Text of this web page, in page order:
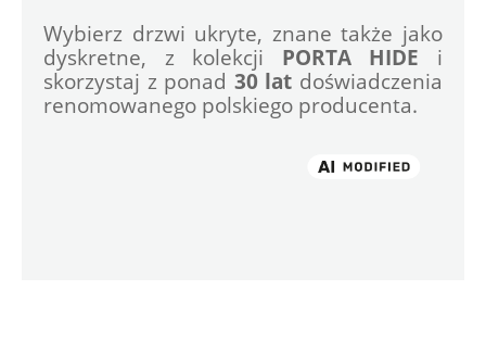
Wybierz drzwi ukryte, znane także jako
dyskretne, z kolekcji PORTA HIDE i
skorzystaj z ponad 30 lat doświadczenia
renomowanego polskiego producenta.